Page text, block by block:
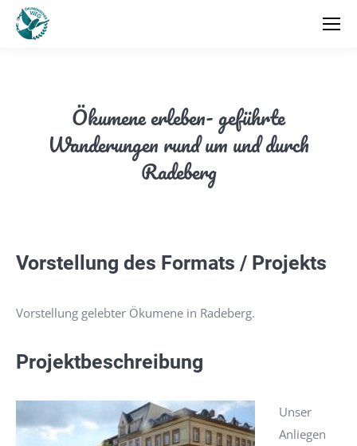
Ökumene erleben- geführte
Wanderungen rund um und durch
Radeberg
Vorstellung des Formats / Projekts
Vorstellung gelebter Ökumene in Radeberg.
Projektbeschreibung
Unser
Anliegen